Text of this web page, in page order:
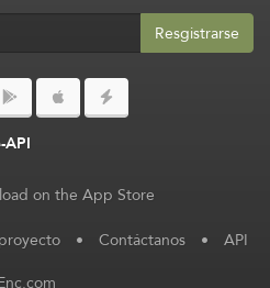
Resgistrarse
• Contáctanos • API